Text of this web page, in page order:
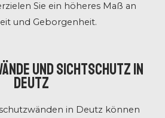
Sie ein höheres Maß an
und Geborgenheit.
und Sichtschutz in
Deutz
in Deutz können